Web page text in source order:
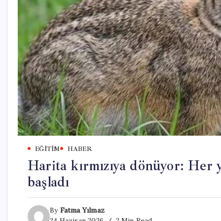
EĞITIM HABER
Harita kırmızıya dönüyor: Her
başladı
By Fatma Yılmaz